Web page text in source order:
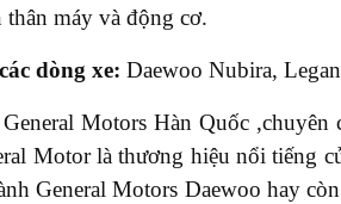
thân máy và động cơ.
dòng xe: Daewoo Nubira,
Motors Hàn Quốc
Motor là thương hiệu nổi tiếng
General Motors Daewoo hay